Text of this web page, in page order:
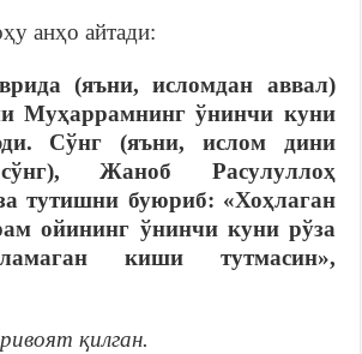
анҳо айтади:
(яъни, исломдан аввал)
Муҳаррамнинг ўнинчи куни
Сўнг (яъни, ислом дини
Жаноб Расулуллоҳ
тутишни буюриб: «Хоҳлаган
ойининг ўнинчи куни рўза
киши тутмасин»,
қилган.